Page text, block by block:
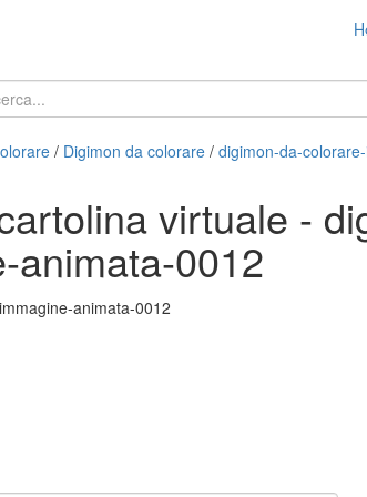
/ Digimon da colorare / digimon-da-
virtuale -
animata-0012